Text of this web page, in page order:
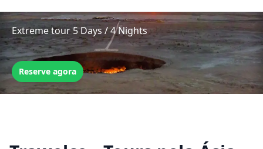
Extreme tour 5 Days / 4 Nights
Reserve agora